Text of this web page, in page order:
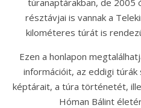
túranaptárakban, de 2005
résztávjai is vannak a
kilométeres túrát is
Ezen a honlapon
információit, az eddigi
képtárait, a túra történetét,
Hóman Bálint